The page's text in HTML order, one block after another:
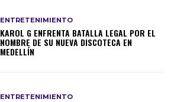
ENTRETENIMIENTO
KAROL G ENFRENTA BATALLA LEGAL POR EL
NOMBRE DE SU NUEVA DISCOTECA EN
MEDELLÍN
ENTRETENIMIENTO